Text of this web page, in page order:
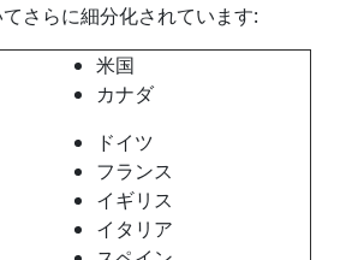
さらに細分化されています:
米国
カナダ
ドイツ
フランス
イギリス
イタリア